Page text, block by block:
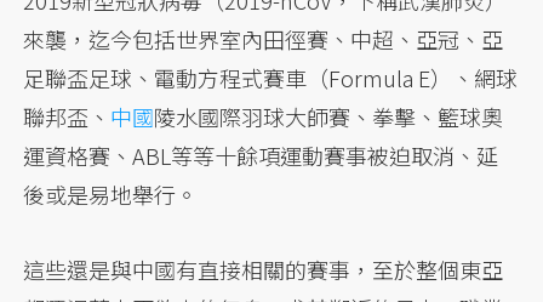
來襲，迄今包括世界室內田徑賽、中超、亞冠、亞
足聯盃足球、電動方程式賽車（Formula E）、網球
聯邦盃、 中國陵水國際羽球大師賽、拳擊、籃球奧
運資格賽、ABL等等十餘項運動賽事被迫取消、延
後或是易地舉行。
這些還是與中國有直接相關的賽事，至於整個東亞